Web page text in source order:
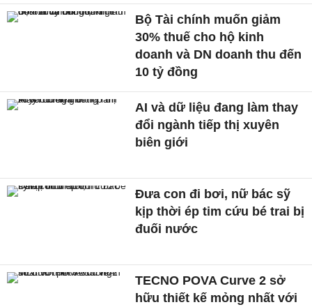
Bộ Tài chính muốn giảm
30% thuế cho hộ kinh
doanh và DN doanh thu đến
10 tỷ đồng
AI và dữ liệu đang làm thay
đổi ngành tiếp thị xuyên
biên giới
Đưa con đi bơi, nữ bác sỹ
kịp thời ép tim cứu bé trai bị
đuối nước
TECNO POVA Curve 2 sở
hữu thiết kế mỏng nhất với